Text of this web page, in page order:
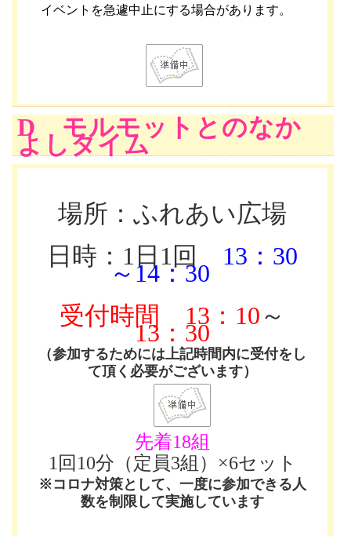
イベントを急遽中止にする場合があります。
D モルモットとのなか
よしタイム
場所：ふれあい広場
日時：1日1回
13：30
～14：30
受付時間
13：10～
13：30
（参加するためには上記時間内に受付をし
て頂く必要がございます）
先着18組
1回10分（定員3組）×6セット
※コロナ対策として、一度に参加できる人
数を制限して実施しています